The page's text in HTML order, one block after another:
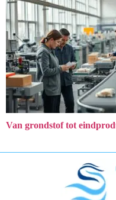
Van grondstof tot